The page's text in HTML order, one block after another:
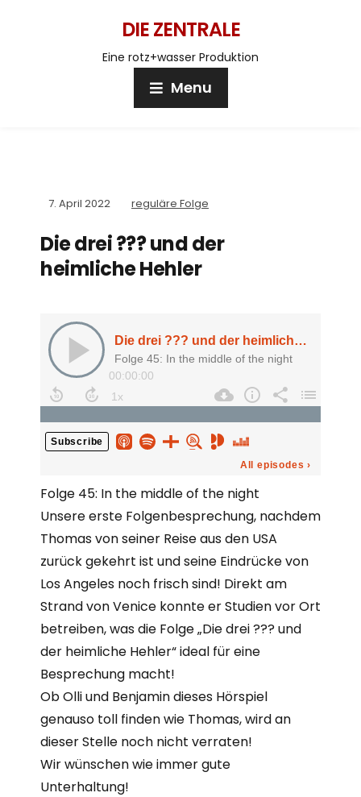
DIE ZENTRALE
Eine rotz+wasser Produktion
Menu
7. April 2022 reguläre Folge
Die drei ??? und der
heimliche Hehler
Folge 45: In the middle of the night
Unsere erste Folgenbesprechung, nachdem
Thomas von seiner Reise aus den USA
zurück gekehrt ist und seine Eindrücke von
Los Angeles noch frisch sind! Direkt am
Strand von Venice konnte er Studien vor Ort
betreiben, was die Folge „Die drei ??? und
der heimliche Hehler“ ideal für eine
Besprechung macht!
Ob Olli und Benjamin dieses Hörspiel
genauso toll finden wie Thomas, wird an
dieser Stelle noch nicht verraten!
Wir wünschen wie immer gute
Unterhaltung!